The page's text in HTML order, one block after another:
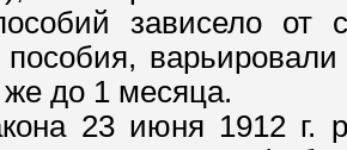
зависело от
же до 1 месяца.
23 июня 1912 г.